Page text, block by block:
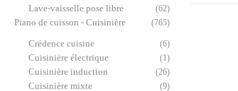
Lave-vaisselle pose libre (62)
Piano de cuisson - Cuisinière (765)
Crédence cuisine (6)
Cuisinière électrique (1)
Cuisinière induction (26)
Cuisinière mixte (9)